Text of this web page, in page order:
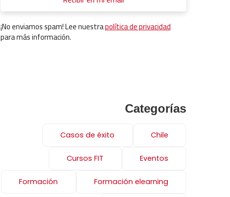
¡No enviamos spam! Lee nuestrapolítica de privacidad
para más información.
Categorías
Casos de éxito Chile
Cursos FIT Eventos
Formación Formación elearning